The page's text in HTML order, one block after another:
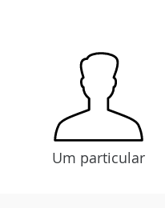
Um particular